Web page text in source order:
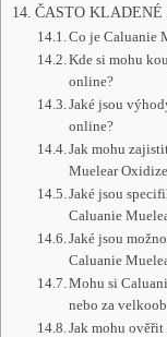
ČASTO
Co je Caluanie
Kde si mohu
online?
Jaké jsou
online?
Jak mohu
Muelear
Jaké jsou
Caluanie
Jaké jsou
Caluanie
Mohu si
nebo za
Jak mohu